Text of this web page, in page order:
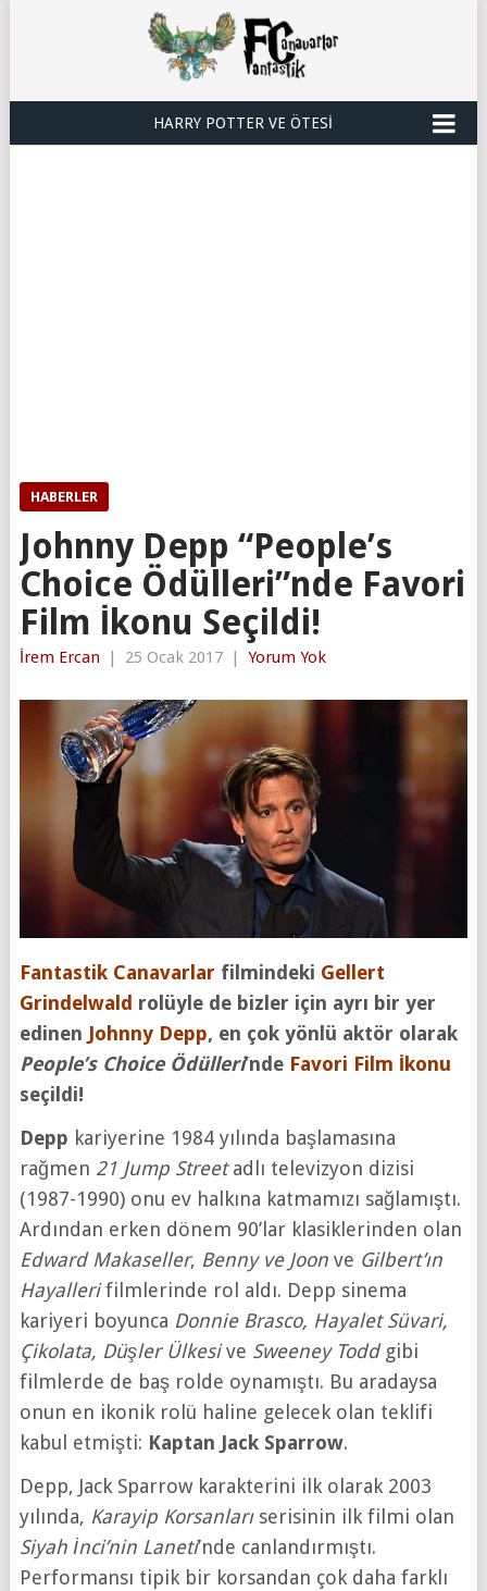
HARRY POTTER VE ÖTESI
HABERLER
Johnny Depp “People’s
Choice Ödülleri”nde Favori
Film İkonu Seçildi!
İrem Ercan | 25 Ocak 2017 | Yorum Yok
Fantastik Canavarlar filmindeki Gellert
Grindelwald rolüyle de bizler için ayrı bir yer
edinen Johnny Depp, en çok yönlü aktör olarak
People’s Choice Ödülleri’nde Favori Film İkonu
seçildi!
Depp kariyerine 1984 yılında başlamasına
rağmen 21 Jump Streetadlı televizyon dizisi
(1987-1990) onu ev halkına katmamızı sağlamıştı.
Ardından erken dönem 90’lar klasiklerinden olan
Edward Makaseller, Benny ve Joonve Gilbert’ın
Hayallerifilmlerinde rol aldı. Depp sinema
kariyeri boyunca Donnie Brasco, Hayalet Süvari,
Çikolata, Düşler Ülkesive Sweeney Toddgibi
filmlerde de baş rolde oynamıştı. Bu aradaysa
onun en ikonik rolü haline gelecek olan teklifi
kabul etmişti: Kaptan Jack Sparrow.
Depp, Jack Sparrow karakterini ilk olarak 2003
yılında, Karayip Korsanlarıserisinin ilk filmi olan
Siyah İnci’nin Laneti’nde canlandırmıştı.
Performansı tipik bir korsandan çok daha farklı